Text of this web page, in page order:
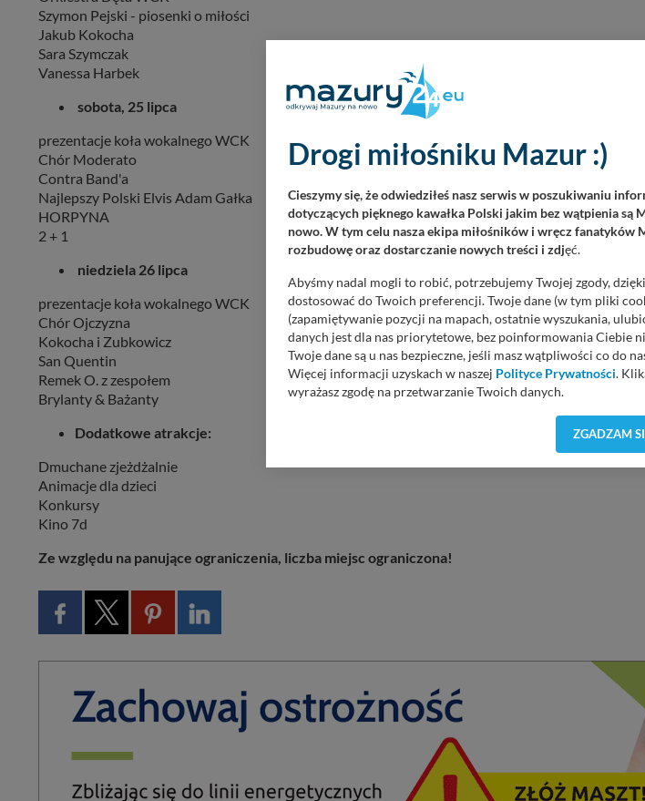
Szymon Pejski - piosenki o miłości
Jakub Kokocha
Sara Szymczak
Vanessa Harbek
sobota, 25 lipca
prezentacje koła wokalnego WCK
Chór Moderato
Contra Band'a
Najlepszy Polski Elvis Adam Gałka
HORPYNA
2 + 1
niedziela 26 lipca
prezentacje koła wokalnego WCK
Chór Ojczyzna
Kokocha i Zubkowicz
San Quentin
Remek O. z zespołem
Brylanty & Bażanty
Dodatkowe atrakcje:
Dmuchane zjeżdżalnie
Animacje dla dzieci
Konkursy
Kino 7d
Ze względu na panujące ograniczenia, liczba miejsc ograniczona!
Drogi miłośniku Mazur :)
Cieszymy się, że odwiedziłeś nasz serwis w poszukiwaniu
dotyczących pięknego kawałka Polski jakim bez wątpienia są
nowo. W tym celu nasza ekipa miłośników i wręcz fanatyków
rozbudowę oraz dostarczanie nowych treści i zdjęć.
Abyśmy nadal mogli to robić, potrzebujemy Twojej zgody,
dostosować do Twoich preferencji. Twoje dane (w tym pliki
(zapamiętywanie pozycji na mapach, ostatnie wyszukania,
danych jest dla nas priorytetowe, bez poinformowania Ciebie
Twoje dane są u nas bezpieczne, jeśli masz wątpliwości co do
Więcej informacji uzyskach w naszej Polityce Prywatności.
wyrażasz zgodę na przetwarzanie Twoich danych.
Wyjątkiem jest sytuacja, gdy przekazanie Twoich danych jest
W każdej chwili możesz: zażądać dostępu do swoich danych,
przetwarzania. Pamiętaj jednak, że nie zawsze jest możliwe
ZGADZAM